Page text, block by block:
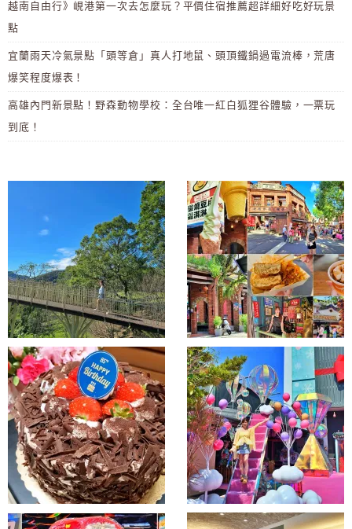
越南自由行》峴港第一次去怎麼玩？平價住宿推薦超詳細好吃好玩景
點
宜蘭雨天冷氣景點「頭等倉」真人打地鼠、頭頂鐵鍋過電流棒，荒唐
爆笑程度爆表！
高雄內門新景點！野森動物學校：全台唯一紅白狐狸谷體驗，一票玩
到底！